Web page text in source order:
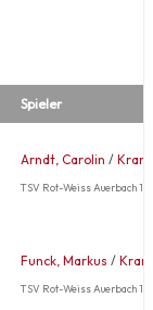
Spieler
Arndt, Carolin /
TSV Rot-Weiss Auerbach 1
Funck, Markus /
TSV Rot-Weiss Auerbach 1